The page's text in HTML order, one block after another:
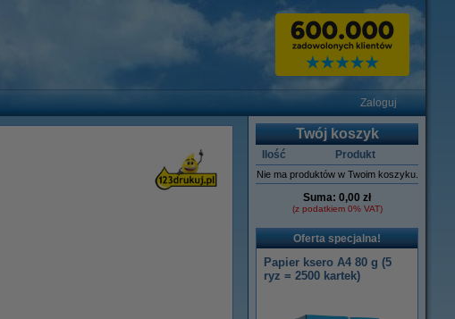
Zaloguj
Twój koszyk
Ilość Produkt
Nie ma produktów w Twoim koszyku.
Suma: 0,00 zł
(z podatkiem 0% VAT)
Oferta specjalna!
Papier ksero A4 80 g (5
ryz = 2500 kartek)